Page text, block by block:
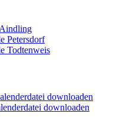
Petersdorf
Todtenweis
downloaden
downloaden